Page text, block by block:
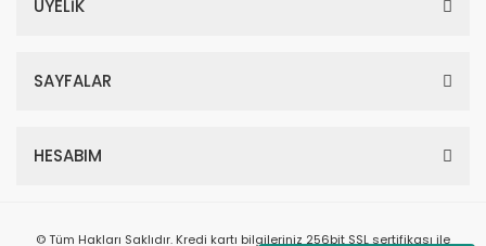
ÜYELİK
SAYFALAR
HESABIM
© Tüm Hakları Saklıdır. Kredi kartı bilgileriniz 256bit SSL sertifikası ile